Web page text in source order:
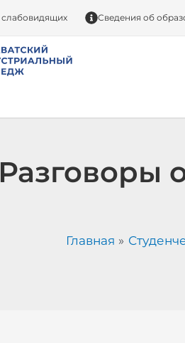
слабовидящих Сведения об
Главная